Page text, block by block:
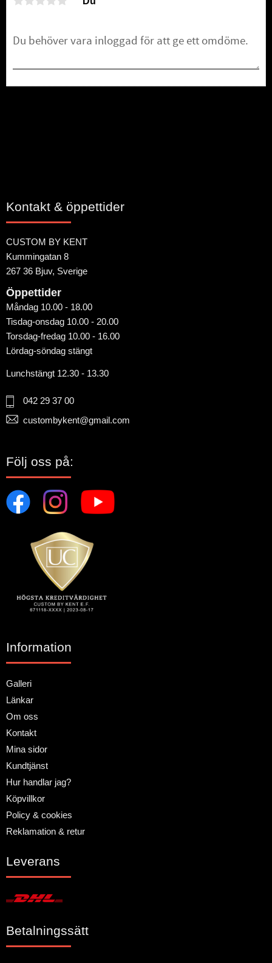
Kontakt & öppettider
CUSTOM BY KENT
Kummingatan 8
267 36 Bjuv, Sverige
Öppettider
Måndag 10.00 - 18.00
Tisdag-onsdag 10.00 - 20.00
Torsdag-fredag 10.00 - 16.00
Lördag-söndag stängt
Lunchstängt 12.30 - 13.30
042 29 37 00
custombykent@gmail.com
Följ oss på:
Information
Galleri
Länkar
Om oss
Kontakt
Mina sidor
Kundtjänst
Hur handlar jag?
Köpvillkor
Policy & cookies
Reklamation & retur
Leverans
Betalningssätt